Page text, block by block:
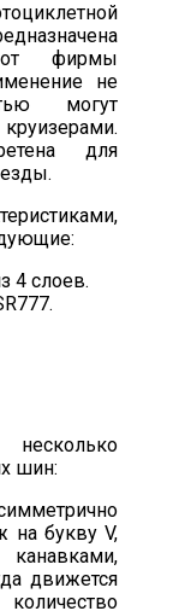
от фирмы
не
могут
для
4 слоев.
шин:
на букву V,
движется